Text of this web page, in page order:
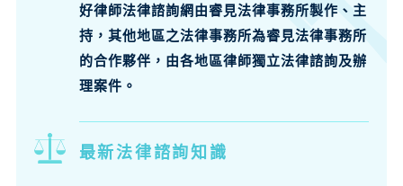
好律師法律諮詢網由睿見法律事務所製作、主
持，其他地區之法律事務所為睿見法律事務所
的合作夥伴，由各地區律師獨立法律諮詢及辦
理案件。
最新法律諮詢知識